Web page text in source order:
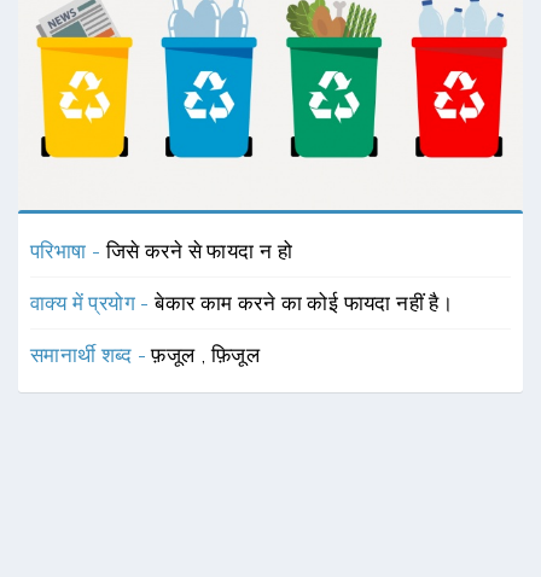
परिभाषा -जिसे करने से फायदा न हो
वाक्य में प्रयोग -बेकार काम करने का कोई फायदा नहीं है।
समानार्थी शब्द -फ़जूल ,फ़िजूल